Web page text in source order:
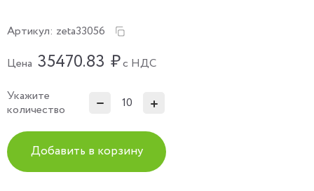
Артикул: zeta33056
Цена 35470.83 ₽с НДС
Укажите
количество
Добавить в корзину